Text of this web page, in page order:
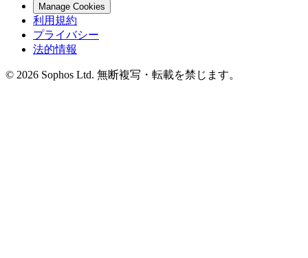
Manage Cookies
利用規約
プライバシー
法的情報
© 2026 Sophos Ltd. 無断複写・転載を禁じます。